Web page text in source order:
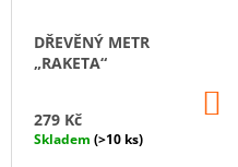
DŘEVĚNÝ METR
„RAKETA“
279 Kč
Skladem (>10 ks)